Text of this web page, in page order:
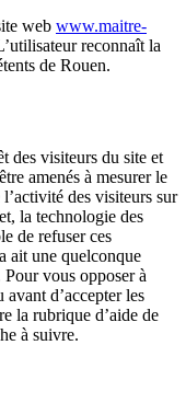
web www.maitre-
reconnaît la
de Rouen.
des visiteurs du site et
amenés à mesurer le
des visiteurs sur
la technologie des
de refuser ces
ait une quelconque
vous opposer à
d’accepter les
la rubrique d’aide de
à suivre.